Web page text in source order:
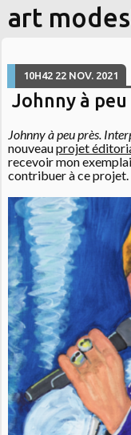
art
10H42 22 NOV. 2021
Johnny à peu
Johnny à peu près.
nouveauprojet
recevoir mon
contribuer à ce projet.